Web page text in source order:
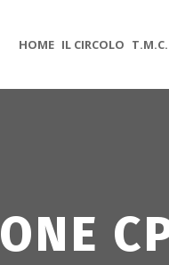
HOME IL CIRCOLO T.M.C.